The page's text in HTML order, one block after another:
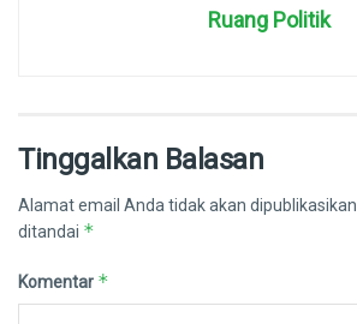
Ruang Politik
Tinggalkan Balasan
Alamat email Anda tidak akan dipublikasikan.
ditandai *
Komentar *